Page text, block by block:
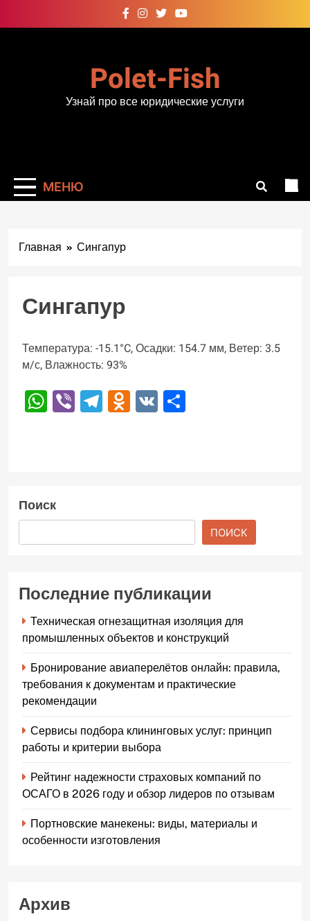
к
Polet-Fish
Узнай про все юридические услуги
МЕНЮ
Главная Сингапур
Сингапур
Температура: -15.1°C, Осадки: 154.7 мм, Ветер: 3.5
м/с, Влажность: 93%
WhatsApp
ViberTelegram
Odnoklassniki
VK
Поиск
ПОИСК
Последние публикации
Техническая огнезащитная изоляция для
промышленных объектов и конструкций
Бронирование авиаперелётов онлайн: правила,
требования к документам и практические
рекомендации
Сервисы подбора клининговых услуг: принцип
работы и критерии выбора
Рейтинг надежности страховых компаний по
ОСАГО в 2026 году и обзор лидеров по отзывам
Портновские манекены: виды, материалы и
особенности изготовления
Архив